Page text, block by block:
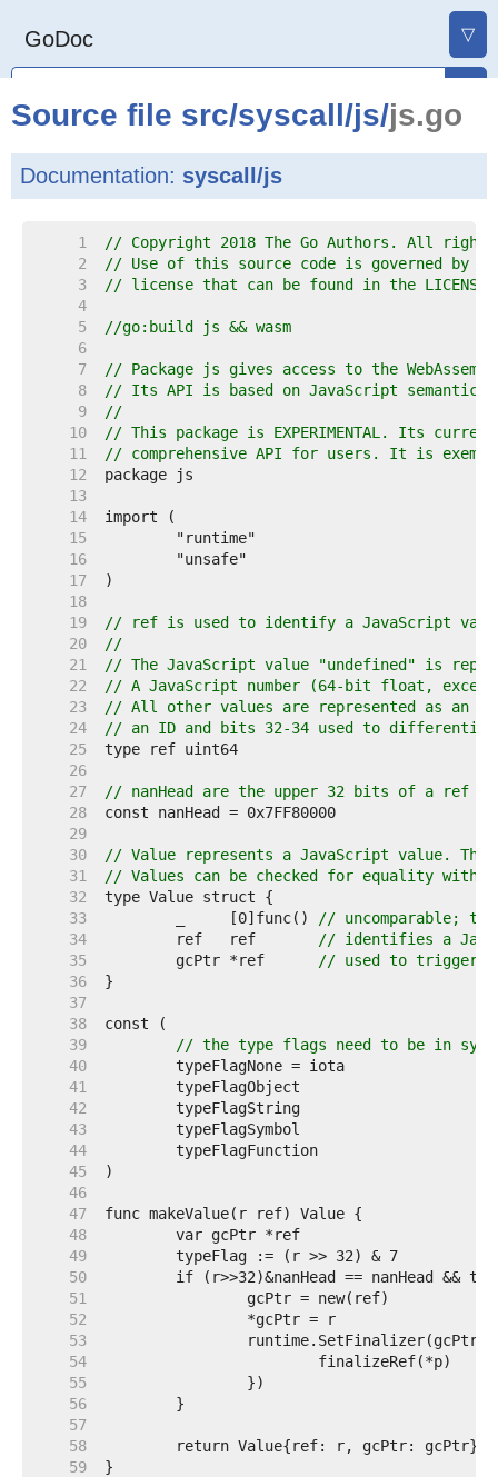
GoDoc ▽
Source file src/syscall/js/js.go
Documentation: syscall/js
     1
// Copyright 2018 The Go Authors. All
     2
// Use of this source code is governed by a
     3
// license that can be found in the
     4
     5
//go:build js && wasm
     6
     7
// Package js gives access to the
     8
// Its API is based on JavaScript semantics.
     9
//
    10
// This package is EXPERIMENTAL. Its
    11
// comprehensive API for users. It is
    12
    13
    14
    15
    16
    17
    18
    19
// ref is used to identify a JavaScript
    20
//
    21
// The JavaScript value "undefined" is
    22
// A JavaScript number (64-bit float,
    23
// All other values are represented as an
    24
// an ID and bits 32-34 used to
    25
    26
    27
// nanHead are the upper 32 bits of a ref
    28
    29
    30
// Value represents a JavaScript value.
    31
// Values can be checked for equality with
    32
    33
	_     [0]func()
// uncomparable; to
    34
	ref   ref
// identifies a
    35
	gcPtr *ref
// used to trigger
    36
    37
    38
    39
// the type flags need to be in sync
    40
    41
    42
    43
    44
    45
    46
    47
    48
    49
    50
    51
    52
    53
    54
    55
    56
    57
    58
    59